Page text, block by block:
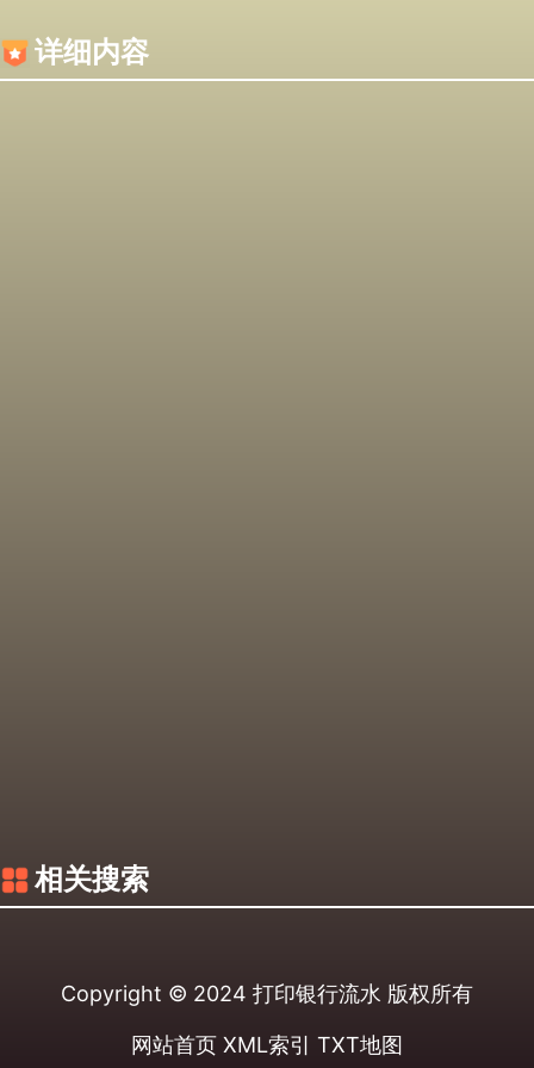
详细内容
相关搜索
Copyright © 2024 打印银行流水 版权所有
网站首页 XML索引 TXT地图